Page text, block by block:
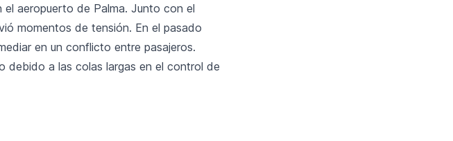
aeropuerto de Palma. Junto con el
momentos de tensión. En el pasado
en un conflicto entre pasajeros.
debido a las colas largas en el control de